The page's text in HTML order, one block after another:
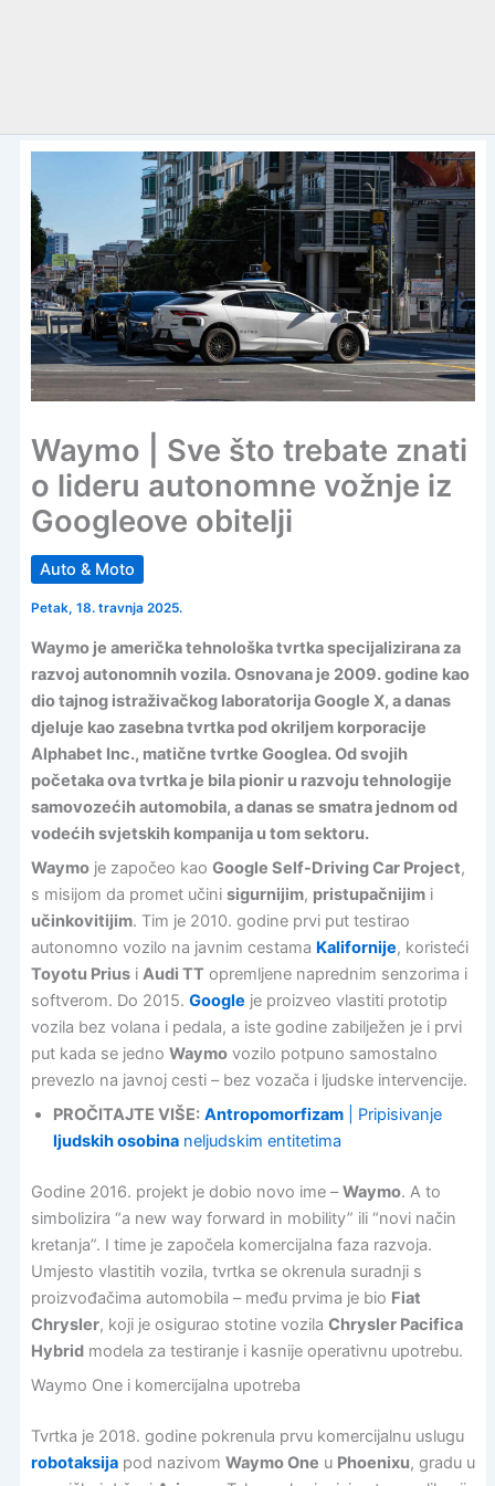
Waymo | Sve što trebate znati
o lideru autonomne vožnje iz
Googleove obitelji
Auto & Moto
Petak, 18. travnja 2025.
Waymo je američka tehnološka tvrtka specijalizirana za
razvoj autonomnih vozila. Osnovana je 2009. godine kao
dio tajnog istraživačkog laboratorija Google X, a danas
djeluje kao zasebna tvrtka pod okriljem korporacije
Alphabet Inc., matične tvrtke Googlea. Od svojih
početaka ova tvrtka je bila pionir u razvoju tehnologije
samovozećih automobila, a danas se smatra jednom od
vodećih svjetskih kompanija u tom sektoru.
Waymoje započeo kao Google Self-Driving Car Project,
s misijom da promet učini sigurnijim, pristupačnijimi
učinkovitijim. Tim je 2010. godine prvi put testirao
autonomno vozilo na javnim cestama Kalifornije, koristeći
Toyotu Priusi Audi TTopremljene naprednim senzorima i
softverom. Do 2015. Google je proizveo vlastiti prototip
vozila bez volana i pedala, a iste godine zabilježen je i prvi
put kada se jedno Waymovozilo potpuno samostalno
prevezlo na javnoj cesti – bez vozača i ljudske intervencije.
PROČITAJTE VIŠE: Antropomorfizam| Pripisivanje
ljudskih osobinaneljudskim entitetima
Godine 2016. projekt je dobio novo ime –Waymo. A to
simbolizira “a new way forward in mobility” ili “novi način
kretanja”. I time je započela komercijalna faza razvoja.
Umjesto vlastitih vozila, tvrtka se okrenula suradnji s
proizvođačima automobila – među prvima je bio Fiat
Chrysler, koji je osigurao stotine vozila Chrysler Pacifica
Hybridmodela za testiranje i kasnije operativnu upotrebu.
Waymo One i komercijalna upotreba
Tvrtka je 2018. godine pokrenula prvu komercijalnu uslugu
robotaksijapod nazivom Waymo One u Phoenixu, gradu u